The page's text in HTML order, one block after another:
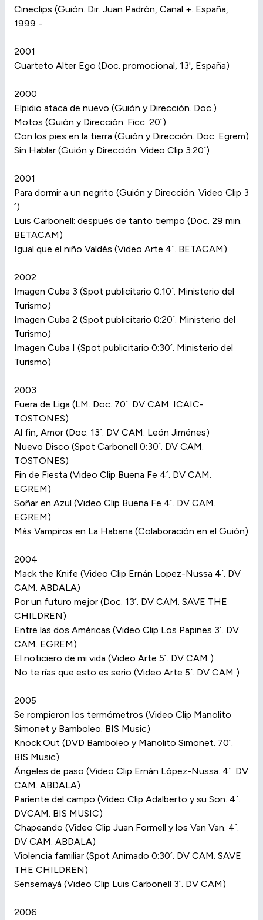
Cineclips (Guión. Dir. Juan Padrón, Canal +. España,
1999 -
2001
Cuarteto Alter Ego (Doc. promocional, 13', España)
2000
Elpidio ataca de nuevo (Guión y Dirección. Doc.)
Motos (Guión y Dirección. Ficc. 20´)
Con los pies en la tierra (Guión y Dirección. Doc. Egrem)
Sin Hablar (Guión y Dirección. Video Clip 3:20´)
2001
Para dormir a un negrito (Guión y Dirección. Video Clip 3
´)
Luis Carbonell: después de tanto tiempo (Doc. 29 min.
BETACAM)
Igual que el niño Valdés (Video Arte 4´. BETACAM)
2002
Imagen Cuba 3 (Spot publicitario 0:10´. Ministerio del
Turismo)
Imagen Cuba 2 (Spot publicitario 0:20´. Ministerio del
Turismo)
Imagen Cuba I (Spot publicitario 0:30´. Ministerio del
Turismo)
2003
Fuera de Liga (LM. Doc. 70´. DV CAM. ICAIC-
TOSTONES)
Al fin, Amor (Doc. 13´. DV CAM. León Jiménes)
Nuevo Disco (Spot Carbonell 0:30´. DV CAM.
TOSTONES)
Fin de Fiesta (Video Clip Buena Fe 4´. DV CAM.
EGREM)
Soñar en Azul (Video Clip Buena Fe 4´. DV CAM.
EGREM)
Más Vampiros en La Habana (Colaboración en el Guión)
2004
Mack the Knife (Video Clip Ernán Lopez-Nussa 4´. DV
CAM. ABDALA)
Por un futuro mejor (Doc. 13´. DV CAM. SAVE THE
CHILDREN)
Entre las dos Américas (Video Clip Los Papines 3´. DV
CAM. EGREM)
El noticiero de mi vida (Video Arte 5´. DV CAM )
No te rías que esto es serio (Video Arte 5´. DV CAM )
2005
Se rompieron los termómetros (Video Clip Manolito
Simonet y Bamboleo. BIS Music)
Knock Out (DVD Bamboleo y Manolito Simonet. 70´.
BIS Music)
Ángeles de paso (Video Clip Ernán López-Nussa. 4´. DV
CAM. ABDALA)
Pariente del campo (Video Clip Adalberto y su Son. 4´.
DVCAM. BIS MUSIC)
Chapeando (Video Clip Juan Formell y los Van Van. 4´.
DV CAM. ABDALA)
Violencia familiar (Spot Animado 0:30´. DV CAM. SAVE
THE CHILDREN)
Sensemayá (Video Clip Luis Carbonell 3´. DV CAM)
2006